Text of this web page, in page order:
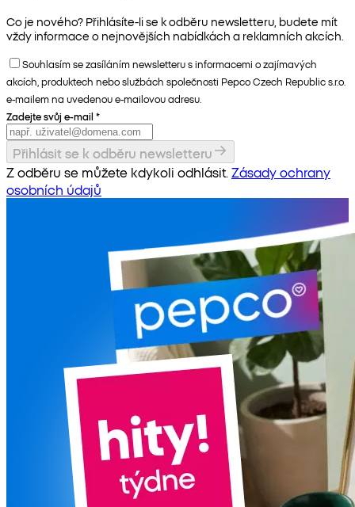
Co je nového? Přihlásíte-li se k odběru newsletteru, budete mít
vždy informace o nejnovějších nabídkách a reklamních akcích.
Souhlasím se zasíláním newsletteru s informacemi o zajímavých
akcích, produktech nebo službách společnosti Pepco Czech Republic s.r.o.
e-mailem na uvedenou e-mailovou adresu.
Zadejte svůj e-mail *
Přihlásit se k odběru newsletteru
Z odběru se můžete kdykoli odhlásit. Zásady ochrany
osobních údajů